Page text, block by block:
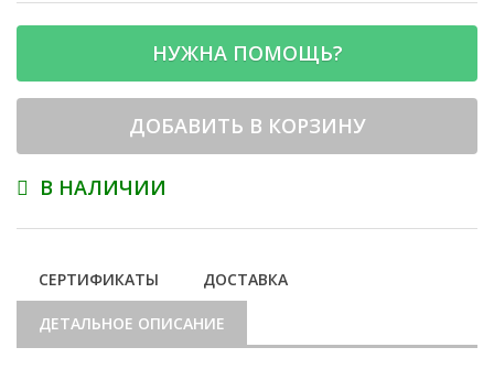
НУЖНА ПОМОЩЬ?
ДОБАВИТЬ В КОРЗИНУ
В НАЛИЧИИ
СЕРТИФИКАТЫ ДОСТАВКА
ДЕТАЛЬНОЕ ОПИСАНИЕ